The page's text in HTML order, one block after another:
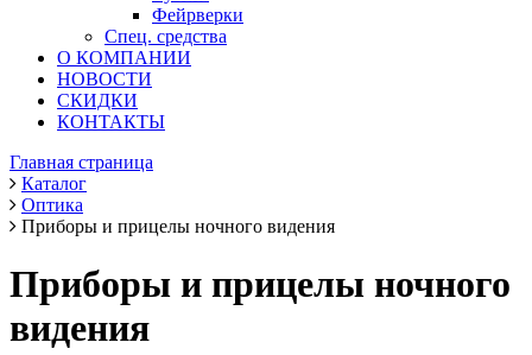
Фейрверки
Спец. средства
О КОМПАНИИ
НОВОСТИ
СКИДКИ
КОНТАКТЫ
Главная страница
Каталог
Оптика
Приборы и прицелы ночного видения
Приборы и прицелы ночного
видения